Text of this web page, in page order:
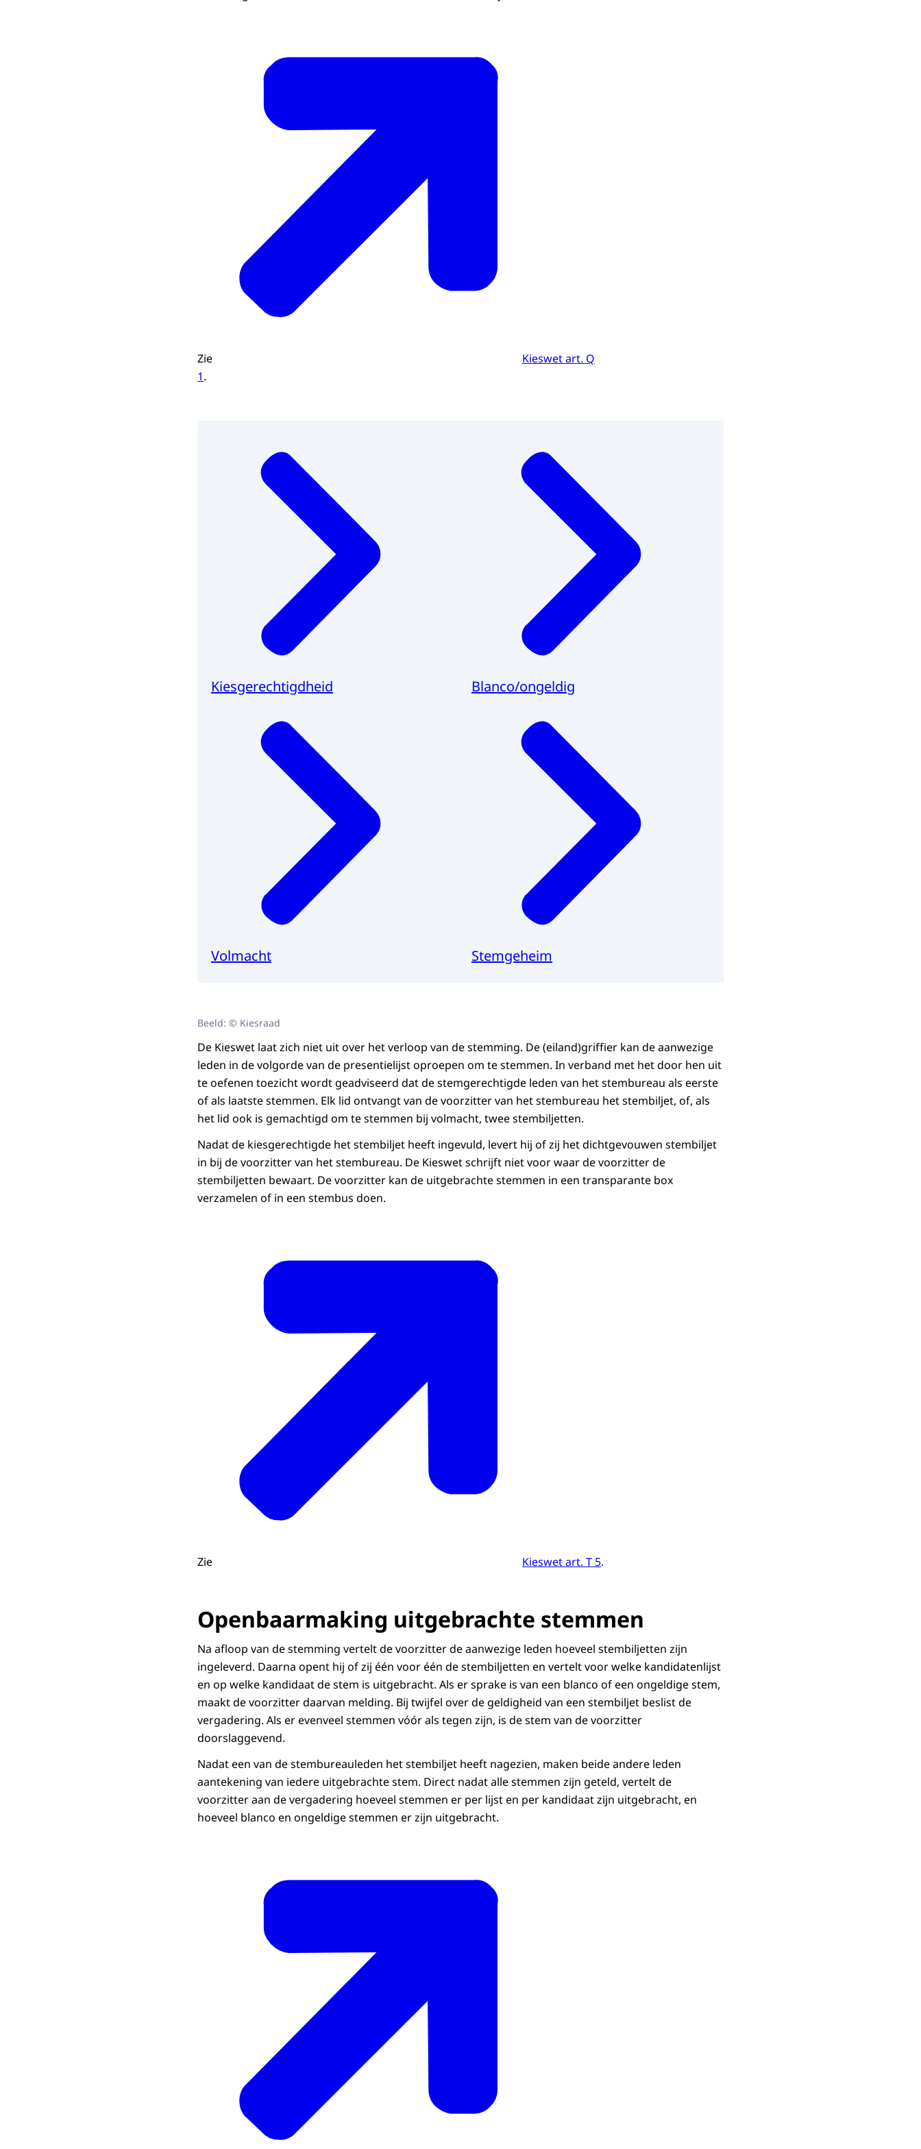
Zie
Kieswet art. Q
1.
Kiesgerechtigdheid
Volmacht
Blanco/ongeldig
Stemgeheim
Beeld: © Kiesraad
De Kieswet laat zich niet uit over het verloop van de stemming. De (eiland)griffier kan de aanwezige
leden in de volgorde van de presentielijst oproepen om te stemmen. In verband met het door hen uit
te oefenen toezicht wordt geadviseerd dat de stemgerechtigde leden van het stembureau als eerste
of als laatste stemmen. Elk lid ontvangt van de voorzitter van het stembureau het stembiljet, of, als
het lid ook is gemachtigd om te stemmen bij volmacht, twee stembiljetten.
Nadat de kiesgerechtigde het stembiljet heeft ingevuld, levert hij of zij het dichtgevouwen stembiljet
in bij de voorzitter van het stembureau. De Kieswet schrijft niet voor waar de voorzitter de
stembiljetten bewaart. De voorzitter kan de uitgebrachte stemmen in een transparante box
verzamelen of in een stembus doen.
Zie Kieswet art. T 5.
Openbaarmaking uitgebrachte stemmen
Na afloop van de stemming vertelt de voorzitter de aanwezige leden hoeveel stembiljetten zijn
ingeleverd. Daarna opent hij of zij één voor één de stembiljetten en vertelt voor welke kandidatenlijst
en op welke kandidaat de stem is uitgebracht. Als er sprake is van een blanco of een ongeldige stem,
maakt de voorzitter daarvan melding. Bij twijfel over de geldigheid van een stembiljet beslist de
vergadering. Als er evenveel stemmen vóór als tegen zijn, is de stem van de voorzitter
doorslaggevend.
Nadat een van de stembureauleden het stembiljet heeft nagezien, maken beide andere leden
aantekening van iedere uitgebrachte stem. Direct nadat alle stemmen zijn geteld, vertelt de
voorzitter aan de vergadering hoeveel stemmen er per lijst en per kandidaat zijn uitgebracht, en
hoeveel blanco en ongeldige stemmen er zijn uitgebracht.